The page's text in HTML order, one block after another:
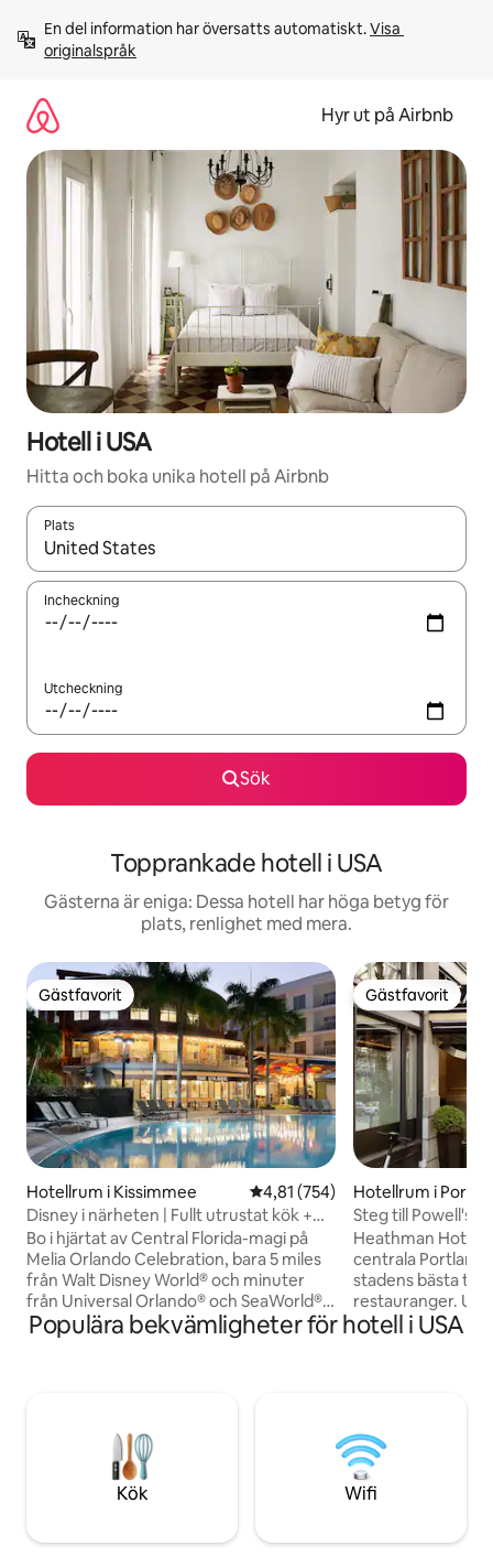
innehåll
En del information har översatts automatiskt. Visa
originalspråk
Hyr ut på Airbnb
Hotell i USA
Hitta och boka unika hotell på Airbnb
Plats
När resultaten är tillgängliga kan du navigera med upp- och
Incheckning
Utcheckning
Sök
Topprankade hotell i USA
Gästerna är eniga: Dessa hotell har höga betyg för
plats, renlighet med mera.
Gästfavorit
Gästfavorit
Hotellrum i Kissimmee 4,81 av 5 i genomsnittligt
4,81 (754)
Disney i närheten | Fullt utrustat kök +
infinitypool
Bo i hjärtat av Central Florida-magi på
Melia Orlando Celebration, bara 5 miles
från Walt Disney World® och minuter
från Universal Orlando® och SeaWorld®.
Detta hotell med endast sviter ligger i
den charmiga staden Celebration, som
pool, ta en cocktail på restaurangen The
Wilson, eller ta den kostnadsfria skytteln
till närliggande temaparker för en dag av
Gästfavorit
Gästfavorit
Hotellrum i
Steg till Powell's
Husdjursvänligt.
Heathman Hotel
centrala Portland
stadens bästa
restauranger.
Museum, se en
kollektivtrafik och
gator är
Portlands rika
Populära bekvämligheter för hotell i USA
Kök Wifi